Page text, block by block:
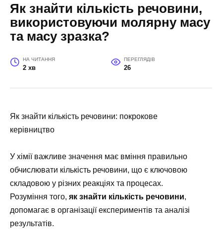
Як знайти кількість речовини,
використовуючи молярну масу
та масу зразка?
НА ЧИТАННЯ
2 хв
ПЕРЕГЛЯДІВ
26
Як знайти кількість речовини: покрокове
керівництво
У хімії важливе значення має вміння правильно
обчислювати кількість речовини, що є ключовою
складовою у різних реакціях та процесах.
Розуміння того, як знайти кількість речовини,
допомагає в організації експериментів та аналізі
результатів.